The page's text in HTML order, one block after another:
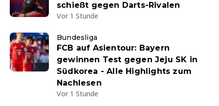
schießt gegen Darts-Rivalen
Vor 1 Stunde
Bundesliga
FCB auf Asientour: Bayern
gewinnen Test gegen Jeju SK in
Südkorea - Alle Highlights zum
Nachlesen
Vor 1 Stunde